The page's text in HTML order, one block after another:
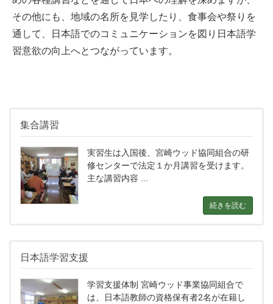
その他にも、地域の名所を見学したり、食事会や祭りを
通して、日本語でのコミュニケーションを図り日本語学
習意欲の向上へとつながっています。
集合講習
実習生は入国後、宮崎ウッド協同組合の研
修センターで法定１か月講習を受けます。
主な講習内容 ...
続きを読む
日本語学習支援
学習支援体制 宮崎ウッド事業協同組合で
は、日本語教師の資格保有者2名が在籍し